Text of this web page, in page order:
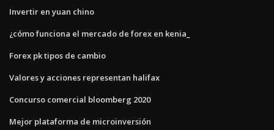
Invertir en yuan chino
¿cómo funciona el mercado de forex en kenia_
Forex pk tipos de cambio
Valores y acciones representan halifax
Concurso comercial bloomberg 2020
Mejor plataforma de microinversión